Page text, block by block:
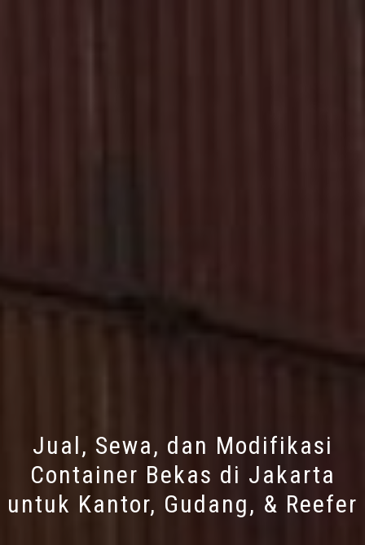
Jual, Sewa, dan Modifikasi
Container Bekas di Jakarta
untuk Kantor, Gudang, & Reefer